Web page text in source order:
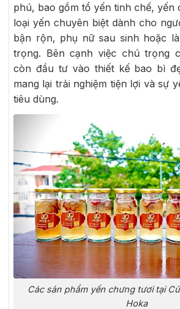
phú, bao gồm tổ yến tinh chế, yến
loại yến chuyên biệt dành cho
bận rộn, phụ nữ sau sinh hoặc
trọng. Bên cạnh việc chú trọng
còn đầu tư vào thiết kế bao bì
mang lại trải nghiệm tiện lợi và sự
tiêu dùng.
Các sản phẩm yến chưng tươi tại
Hoka